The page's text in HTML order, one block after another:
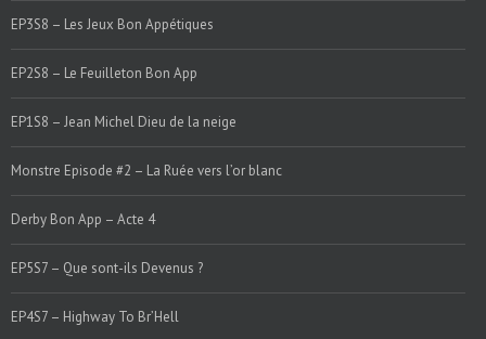
EP3S8 – Les Jeux Bon Appétiques
EP2S8 – Le Feuilleton Bon App
EP1S8 – Jean Michel Dieu de la neige
Monstre Episode #2 – La Ruée vers l’or blanc
Derby Bon App – Acte 4
EP5S7 – Que sont-ils Devenus ?
EP4S7 – Highway To Br’Hell